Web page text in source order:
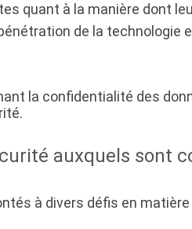
quant à la manière dont
de la technologie
la confidentialité des
auxquels sont
à divers défis en